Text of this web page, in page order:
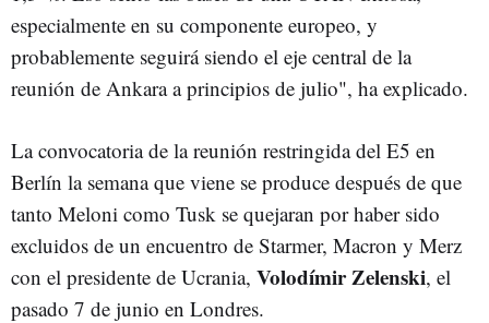
especialmente en su componente europeo, y
probablemente seguirá siendo el eje central de la
reunión de Ankara a principios de julio", ha explicado.
La convocatoria de la reunión restringida del E5 en
Berlín la semana que viene se produce después de que
tanto Meloni como Tusk se quejaran por haber sido
excluidos de un encuentro de Starmer, Macron y Merz
con el presidente de Ucrania, Volodímir Zelenski, el
pasado 7 de junio en Londres.